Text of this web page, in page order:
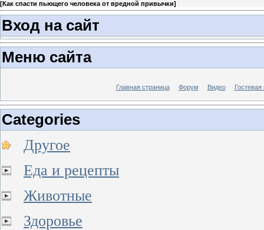
[Как спасти пьющего человека от вредной привычки]
Вход на сайт
Меню сайта
Главная страница Форум Видео Гостевая
Categories
Другое
Еда и рецепты
Животные
Здоровье